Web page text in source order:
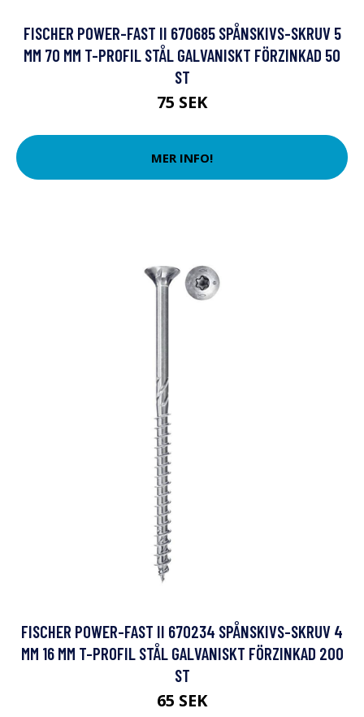
FISCHER POWER-FAST II 670685 SPÅNSKIVS-SKRUV 5
MM 70 MM T-PROFIL STÅL GALVANISKT FÖRZINKAD 50
ST
75 SEK
MER INFO!
FISCHER POWER-FAST II 670234 SPÅNSKIVS-SKRUV 4
MM 16 MM T-PROFIL STÅL GALVANISKT FÖRZINKAD 200
ST
65 SEK